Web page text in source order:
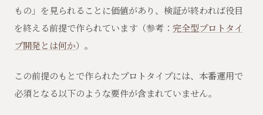
もの」を見られることに価値があり、検証が終われば役目
を終える前提で作られています（参考： 完全型プロトタイ
プ開発とは何か）。
この前提のもとで作られたプロトタイプには、本番運用で
必須となる以下のような要件が含まれていません。